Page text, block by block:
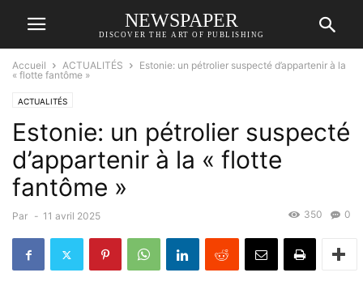
NEWSPAPER
DISCOVER THE ART OF PUBLISHING
Accueil ACTUALITÉS
Estonie: un pétrolier suspecté d’appartenir à la
« flotte fantôme »
ACTUALITÉS
Estonie: un pétrolier suspecté
d’appartenir à la « flotte
fantôme »
Par - 11 avril 2025 0
350